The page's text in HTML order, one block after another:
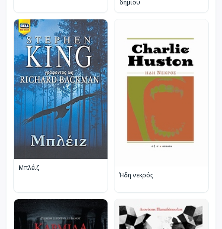
δημίου
Μπλέιζ
Ήδη νεκρός